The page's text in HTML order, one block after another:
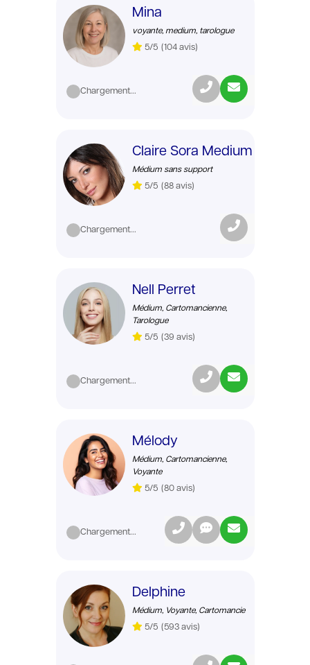
Mina
voyante, medium, tarologue
5/5 (104 avis)
Chargement...
Claire Sora Medium
Médium sans support
5/5 (88 avis)
Chargement...
Nell Perret
Médium, Cartomancienne,
Tarologue
5/5 (39 avis)
Chargement...
Mélody
Médium, Cartomancienne,
Voyante
5/5 (80 avis)
Chargement...
Delphine
Médium, Voyante, Cartomancie
5/5 (593 avis)